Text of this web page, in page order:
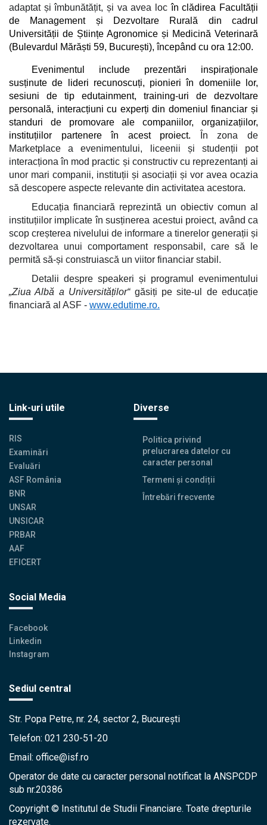
adaptat și îmbunătățit, și va avea locîn clădirea Facultății
de Management și Dezvoltare Rurală din cadrul
Universității de Științe Agronomice și Medicină Veterinară
(Bulevardul Mărăști 59, București), începând cu ora 12:00.
Evenimentul include prezentări inspiraționale
susținute de lideri recunoscuți, pionieri în domeniile lor,
sesiuni de tip edutainment, training-uri de dezvoltare
personală, interacțiuni cu experți din domeniul financiar și
standuri de promovare ale companiilor, organizațiilor,
instituțiilor partenere în acest proiect.
În zona de
Marketplace a evenimentului, liceenii și studenții pot
interacționa în mod practic și constructiv cu reprezentanți ai
unor mari companii, instituții și asociații și vor avea ocazia
să descopere aspecte relevante din activitatea acestora.
Educația financiară reprezintă un obiectiv comun al
instituțiilor implicate în susținerea acestui proiect, având ca
scop creșterea nivelului de informare a tinerelor generații și
dezvoltarea unui comportament responsabil, care să le
permită să-și construiască un viitor financiar stabil.
Detalii despre speakeri și programul evenimentului
„Ziua Albă a Universităților“ găsiți pe site-ul de educație
financiară al ASF - www.edutime.ro.
Link-uri utile
RIS
Examinări
Evaluări
ASF România
BNR
UNSAR
UNSICAR
PRBAR
AAF
EFICERT
Diverse
Politica privind
prelucrarea datelor cu
caracter personal
Termeni și condiții
Întrebări frecvente
Social Media
Facebook
Linkedin
Instagram
Sediul central
Str. Popa Petre, nr. 24, sector 2, București
Telefon: 021 230-51-20
Email: office@isf.ro
Operator de date cu caracter personal notificat la ANSPCDP
sub nr.20386
Copyright © Institutul de Studii Financiare. Toate drepturile
rezervate.